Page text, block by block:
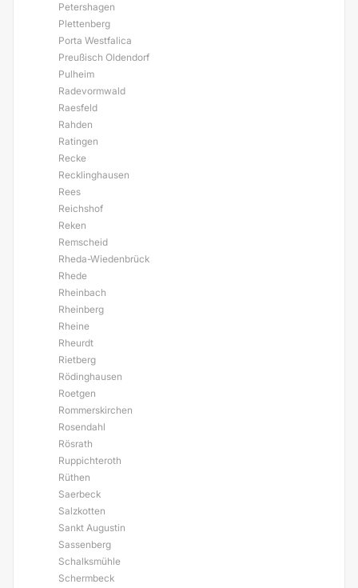
Petershagen
Plettenberg
Porta Westfalica
Preußisch Oldendorf
Pulheim
Radevormwald
Raesfeld
Rahden
Ratingen
Recke
Recklinghausen
Rees
Reichshof
Reken
Remscheid
Rheda-Wiedenbrück
Rhede
Rheinbach
Rheinberg
Rheine
Rheurdt
Rietberg
Rödinghausen
Roetgen
Rommerskirchen
Rosendahl
Rösrath
Ruppichteroth
Rüthen
Saerbeck
Salzkotten
Sankt Augustin
Sassenberg
Schalksmühle
Schermbeck